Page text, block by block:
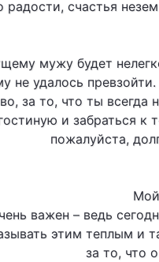
радости, счастья
мужу будет
не удалось
за то, что ты
и забраться
пожалуйста,
важен – ведь
этим теплым и
за то, что